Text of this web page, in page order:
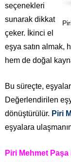
seçenekleri
sunarak dikkat
çeker. İkinci el
eşya satın almak,
hem de doğal
Bu süreçte,
Değerlendirilen
dönüştürülür. Piri
eşyalara
Piri Mehmet